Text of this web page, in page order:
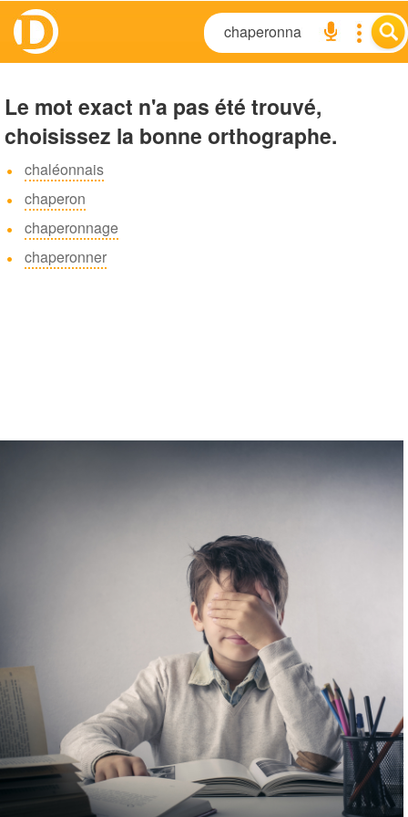
Le mot exact n'a pas été trouvé,
choisissez la bonne orthographe.
chaléonnais
chaperon
chaperonnage
chaperonner